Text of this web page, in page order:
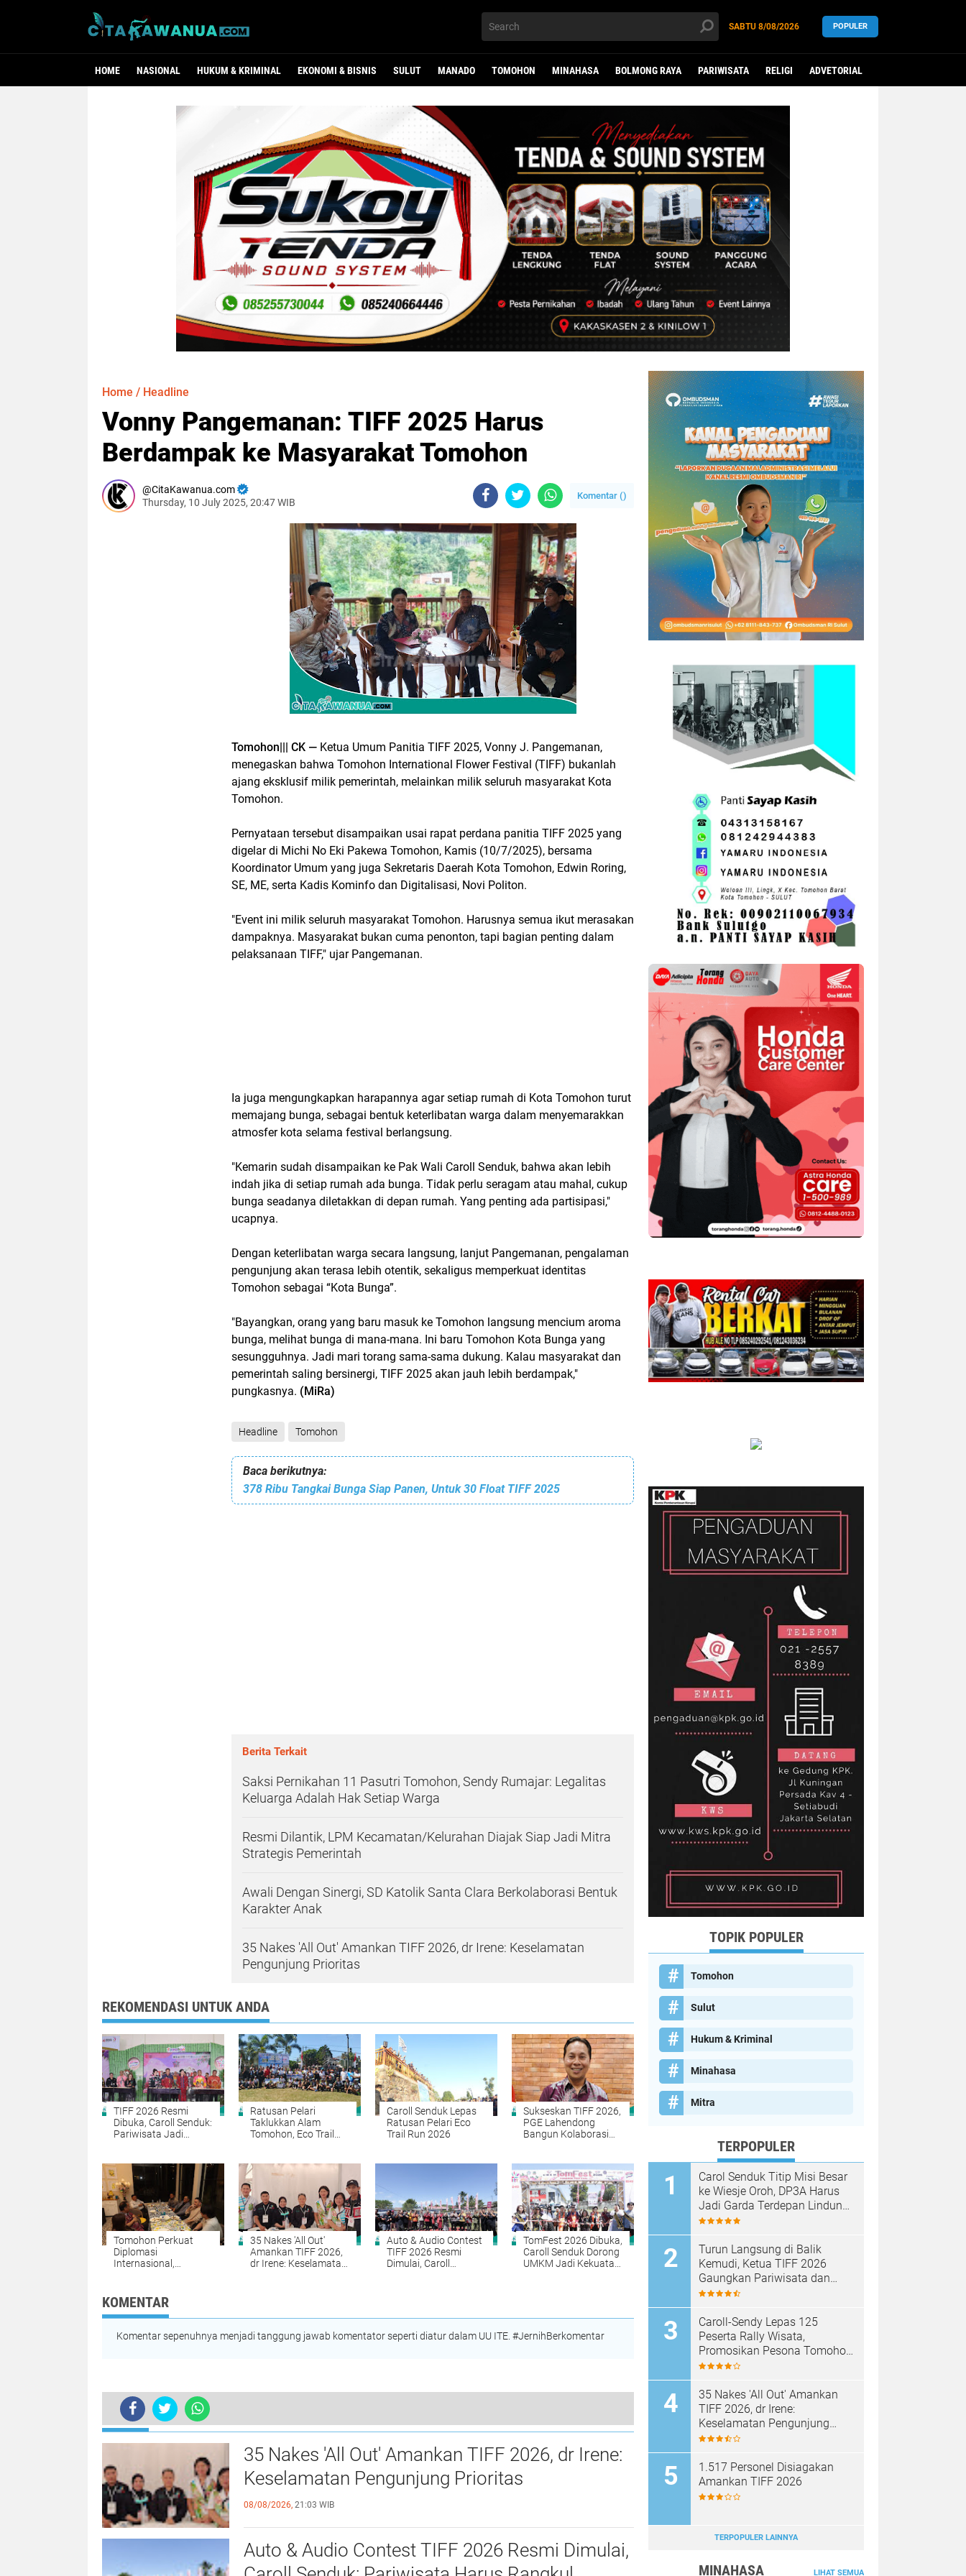
SABTU 8/08/2026 POPULER
HOME NASIONAL HUKUM & KRIMINAL EKONOMI & BISNIS SULUT MANADO TOMOHON MINAHASA BOLMONG RAYA PARIWISATA RELIGI ADVETORIAL
Home / Headline
Vonny Pangemanan: TIFF 2025 Harus
Berdampak ke Masyarakat Tomohon
CitaKawanua.com
Thursday, 10 July 2025, 20:47 WIB
Komentar ()
Tomohon||| CK — Ketua Umum Panitia TIFF 2025, Vonny J. Pangemanan,
menegaskan bahwa Tomohon International Flower Festival (TIFF) bukanlah
ajang eksklusif milik pemerintah, melainkan milik seluruh masyarakat Kota
Tomohon.
Pernyataan tersebut disampaikan usai rapat perdana panitia TIFF 2025 yang
digelar di Michi No Eki Pakewa Tomohon, Kamis (10/7/2025), bersama
Koordinator Umum yang juga Sekretaris Daerah Kota Tomohon, Edwin Roring,
SE, ME, serta Kadis Kominfo dan Digitalisasi, Novi Politon.
"Event ini milik seluruh masyarakat Tomohon. Harusnya semua ikut merasakan
dampaknya. Masyarakat bukan cuma penonton, tapi bagian penting dalam
pelaksanaan TIFF," ujar Pangemanan.
Ia juga mengungkapkan harapannya agar setiap rumah di Kota Tomohon turut
memajang bunga, sebagai bentuk keterlibatan warga dalam menyemarakkan
atmosfer kota selama festival berlangsung.
"Kemarin sudah disampaikan ke Pak Wali Caroll Senduk, bahwa akan lebih
indah jika di setiap rumah ada bunga. Tidak perlu seragam atau mahal, cukup
bunga seadanya diletakkan di depan rumah. Yang penting ada partisipasi,"
ucapnya.
Dengan keterlibatan warga secara langsung, lanjut Pangemanan, pengalaman
pengunjung akan terasa lebih otentik, sekaligus memperkuat identitas
Tomohon sebagai “Kota Bunga”.
"Bayangkan, orang yang baru masuk ke Tomohon langsung mencium aroma
bunga, melihat bunga di mana-mana. Ini baru Tomohon Kota Bunga yang
sesungguhnya. Jadi mari torang sama-sama dukung. Kalau masyarakat dan
pemerintah saling bersinergi, TIFF 2025 akan jauh lebih berdampak,"
pungkasnya. (MiRa)
Headline Tomohon
Baca berikutnya:
378 Ribu Tangkai Bunga Siap Panen, Untuk 30 Float TIFF 2025
Berita Terkait
Saksi Pernikahan 11 Pasutri Tomohon, Sendy Rumajar: Legalitas
Keluarga Adalah Hak Setiap Warga
Resmi Dilantik, LPM Kecamatan/Kelurahan Diajak Siap Jadi Mitra
Strategis Pemerintah
Awali Dengan Sinergi, SD Katolik Santa Clara Berkolaborasi Bentuk
Karakter Anak
35 Nakes 'All Out' Amankan TIFF 2026, dr Irene: Keselamatan
Pengunjung Prioritas
REKOMENDASI UNTUK ANDA
TIFF 2026 Resmi
Dibuka, Caroll Senduk:
Pariwisata Jadi
Ratusan Pelari
Taklukkan Alam
Tomohon, Eco Trail
dan Energi
Geothermal
Caroll Senduk Lepas
Ratusan Pelari Eco
Trail Run 2026
Sukseskan TIFF 2026,
PGE Lahendong
Bangun Kolaborasi
Tomohon Perkuat
Diplomasi
Internasional,
dan Sister City
35 Nakes 'All Out'
Amankan TIFF 2026,
dr Irene: Keselamatan
Auto & Audio Contest
TIFF 2026 Resmi
Dimulai, Caroll
TomFest 2026 Dibuka,
Caroll Senduk Dorong
UMKM Jadi Kekuatan
KOMENTAR
Komentar sepenuhnya menjadi tanggung jawab komentator seperti diatur dalam UU ITE. #JernihBerkomentar
Vonny Pangemanan: TIFF 2025 Harus Berdampak ke Masyarakat Tomohon
TERKINI
35 Nakes 'All Out' Amankan TIFF 2026, dr Irene:
Keselamatan Pengunjung Prioritas
08/08/2026, 21:03 WIB
Auto & Audio Contest TIFF 2026 Resmi Dimulai,
TOPIK POPULER
Tomohon
Sulut
Hukum & Kriminal
Minahasa
Mitra
TERPOPULER
Carol Senduk Titip Misi Besar
ke Wiesje Oroh, DP3A Harus
Jadi Garda Terdepan Lindungi
Perempuan dan Anak
Turun Langsung di Balik
Kemudi, Ketua TIFF 2026
Gaungkan Pariwisata dan
Penghijauan Tomohon
Caroll-Sendy Lepas 125
Peserta Rally Wisata,
Promosikan Pesona Tomohon
Jelang TIFF 2026
35 Nakes 'All Out' Amankan
TIFF 2026, dr Irene:
Keselamatan Pengunjung
Prioritas
1.517 Personel Disiagakan
Amankan TIFF 2026
TERPOPULER LAINNYA
MINAHASA LIHAT SEMUA